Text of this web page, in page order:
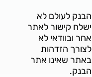
הבנק לעולם לא
ישלח קישור לאתר
אחר ובוודאי לא
לצורך הזדהות
באתר שאינו אתר
הבנק.